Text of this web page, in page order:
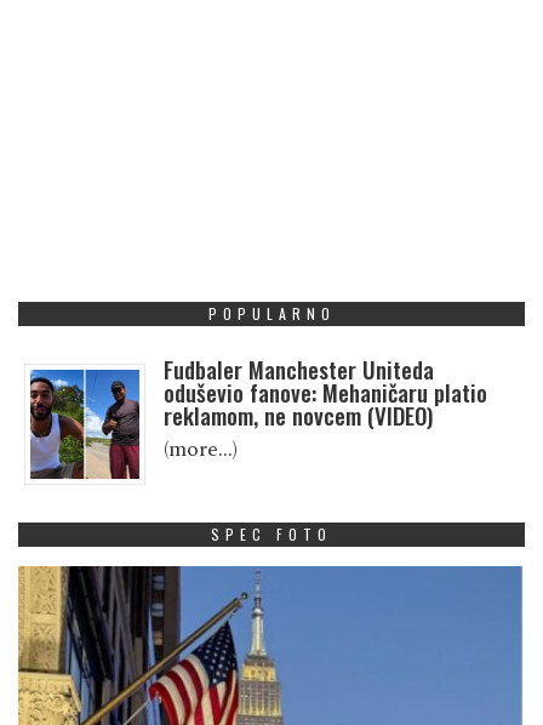
POPULARNO
Fudbaler Manchester Uniteda
oduševio fanove: Mehaničaru platio
reklamom, ne novcem (VIDEO)
(more…)
SPEC FOTO